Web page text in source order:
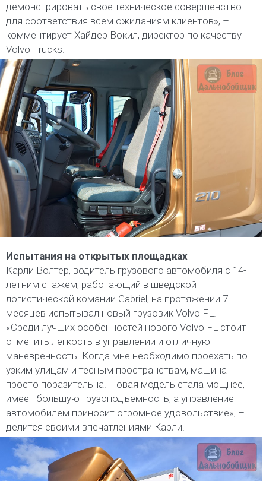
демонстрировать свое техническое совершенство
для соответствия всем ожиданиям клиентов», –
комментирует Хайдер Вокил, директор по качеству
Volvo Trucks.
Испытания на открытых площадках
Карли Волтер, водитель грузового автомобиля с 14-
летним стажем, работающий в шведской
логистической комании Gabriel, на протяжении 7
месяцев испытывал новый грузовик Volvo FL.
«Среди лучших особенностей нового Volvo FL стоит
отметить легкость в управлении и отличную
маневренность. Когда мне необходимо проехать по
узким улицам и тесным пространствам, машина
просто поразительна. Новая модель стала мощнее,
имеет большую грузоподъемность, а управление
автомобилем приносит огромное удовольствие», –
делится своими впечатлениями Карли.